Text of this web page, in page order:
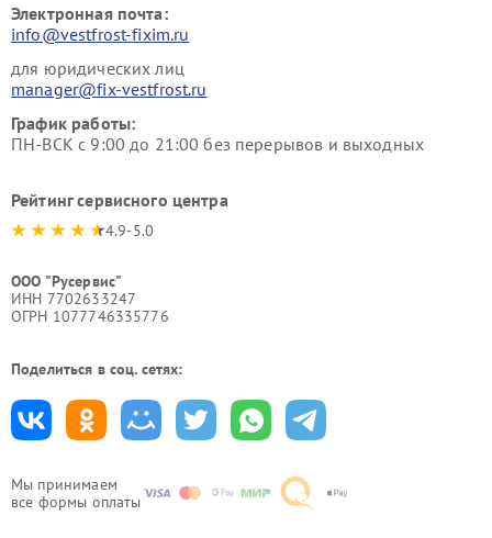
Мы принимаем
все формы оплаты
Электронная почта:
info@vestfrost-fixim.ru
для юридических лиц
manager@fix-vestfrost.ru
График работы:
ПН-ВСК с 9:00 до 21:00 без перерывов и выходных
Рейтинг сервисного центра
4.9-5.0
ООО "Русервис"
ИНН 7702633247
ОГРН 1077746335776
Поделиться в соц. сетях: